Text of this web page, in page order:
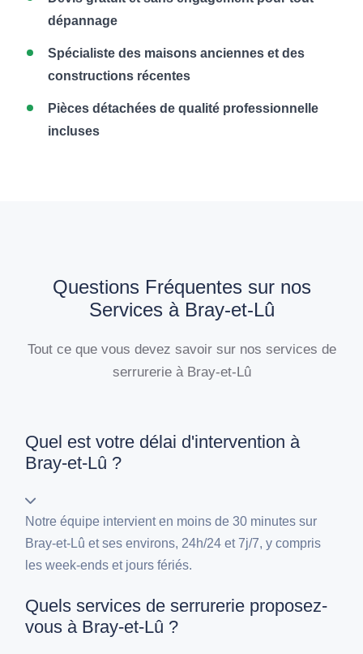
dépannage
Spécialiste des maisons anciennes et des
constructions récentes
Pièces détachées de qualité professionnelle
incluses
Questions Fréquentes sur nos
Services à Bray-et-Lû
Tout ce que vous devez savoir sur nos services de
serrurerie à Bray-et-Lû
Quel est votre délai d'intervention à
Bray-et-Lû ?
Notre équipe intervient en moins de 30 minutes sur
Bray-et-Lû et ses environs, 24h/24 et 7j/7, y compris
les week-ends et jours fériés.
Quels services de serrurerie proposez-
vous à Bray-et-Lû ?